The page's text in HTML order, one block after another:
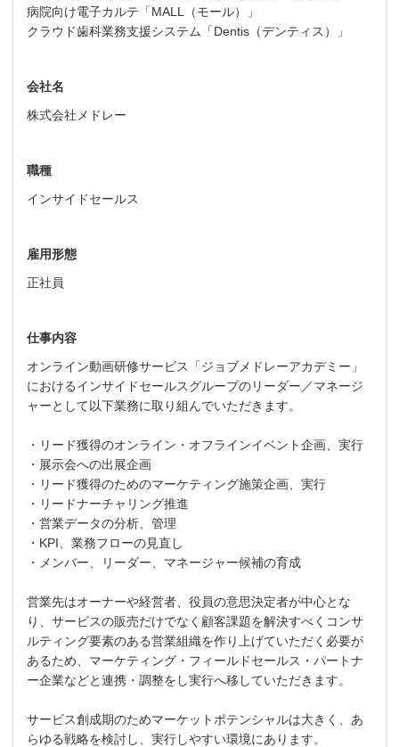
病院向け電子カルテ「MALL（モール）」
クラウド歯科業務支援システム「Dentis（デンティス）」
会社名
株式会社メドレー
職種
インサイドセールス
雇用形態
正社員
仕事内容
オンライン動画研修サービス「ジョブメドレーアカデミー」
におけるインサイドセールスグループのリーダー／マネージ
ャーとして以下業務に取り組んでいただきます。
・リード獲得のオンライン・オフラインイベント企画、実行
・展示会への出展企画
・リード獲得のためのマーケティング施策企画、実行
・リードナーチャリング推進
・営業データの分析、管理
・KPI、業務フローの見直し
・メンバー、リーダー、マネージャー候補の育成
営業先はオーナーや経営者、役員の意思決定者が中心とな
り、サービスの販売だけでなく顧客課題を解決すべくコンサ
ルティング要素のある営業組織を作り上げていただく必要が
あるため、マーケティング・フィールドセールス・パートナ
ー企業などと連携・調整をし実行へ移していただきます。
サービス創成期のためマーケットポテンシャルは大きく、あ
らゆる戦略を検討し、実行しやすい環境にあります。